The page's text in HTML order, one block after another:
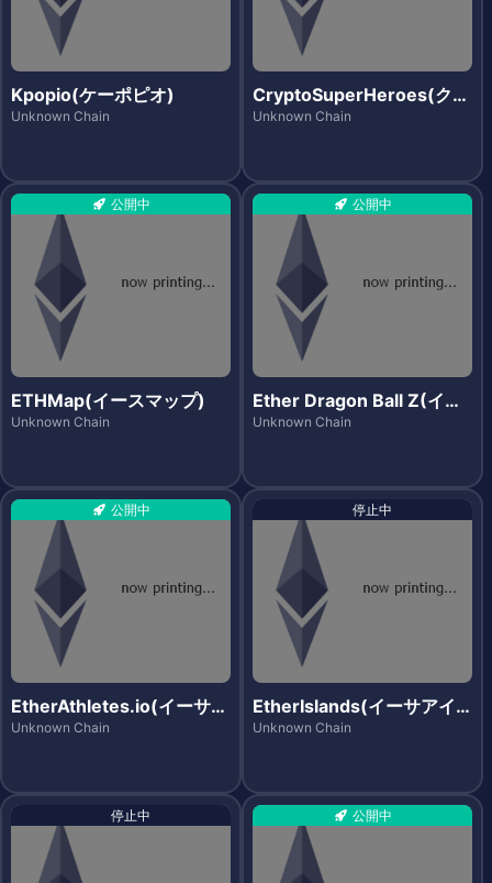
Kpopio(ケーポピオ)
Unknown Chain
CryptoSuperHeroes(クリ
プトスーパーヒーローズ)
Unknown Chain
公開中
ETHMap(イースマップ)
Unknown Chain
公開中
Ether Dragon Ball Z(イー
サドラゴンボールゼット)
Unknown Chain
公開中
EtherAthletes.io(イーサア
スリーツ)
Unknown Chain
停止中
EtherIslands(イーサアイ
ランズ)
Unknown Chain
停止中 公開中